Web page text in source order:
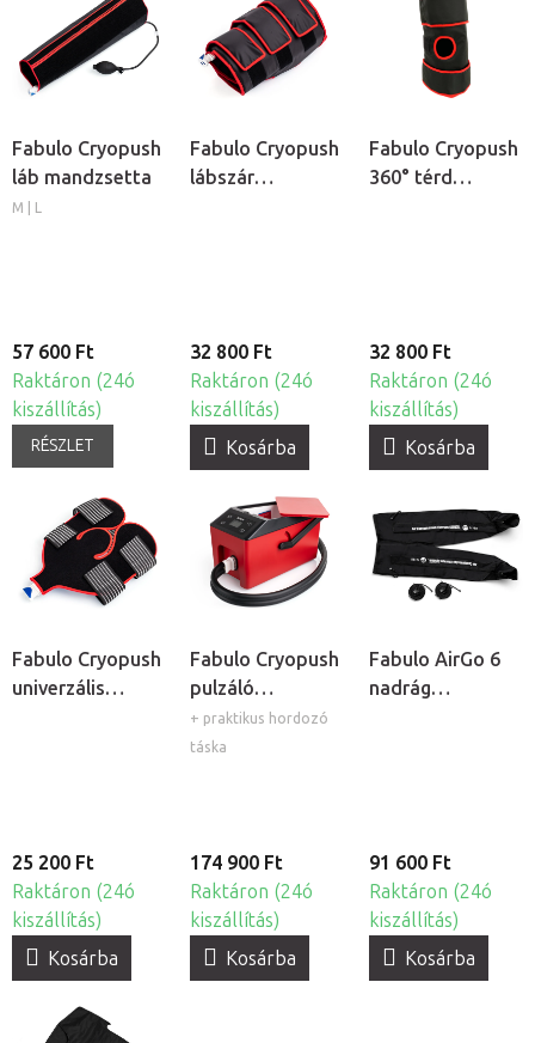
Fabulo Cryopush
láb mandzsetta
M | L
57 600 Ft
Raktáron (24ó
kiszállítás)
RÉSZLET
Fabulo Cryopush
lábszár
32 800 Ft
Raktáron (24ó
kiszállítás)
Kosárba
Fabulo Cryopush
360° térd
32 800 Ft
Raktáron (24ó
kiszállítás)
Kosárba
Fabulo Cryopush
univerzális
25 200 Ft
Raktáron (24ó
kiszállítás)
Kosárba
Fabulo Cryopush
pulzáló
kompressziós és
hidegterápiás
+ praktikus hordozó
táska
174 900 Ft
Raktáron (24ó
kiszállítás)
Kosárba
Fabulo AirGo 6
nadrág
91 600 Ft
Raktáron (24ó
kiszállítás)
Kosárba